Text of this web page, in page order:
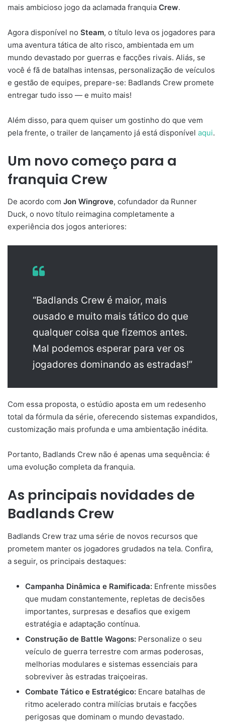
mais ambicioso jogo da aclamada franquia Crew.
Agora disponível no Steam, o título leva os jogadores para
uma aventura tática de alto risco, ambientada em um
mundo devastado por guerras e facções rivais. Aliás, se
você é fã de batalhas intensas, personalização de veículos
e gestão de equipes, prepare-se: Badlands Crew promete
entregar tudo isso — e muito mais!
Além disso, para quem quiser um gostinho do que vem
pela frente, o trailer de lançamento já está disponível aqui.
Um novo começo para a
franquia Crew
De acordo com Jon Wingrove, cofundador da Runner
Duck, o novo título reimagina completamente a
experiência dos jogos anteriores:
“Badlands Crew é maior, mais
ousado e muito mais tático do que
qualquer coisa que fizemos antes.
Mal podemos esperar para ver os
jogadores dominando as estradas!”
Com essa proposta, o estúdio aposta em um redesenho
total da fórmula da série, oferecendo sistemas expandidos,
customização mais profunda e uma ambientação inédita.
Portanto, Badlands Crew não é apenas uma sequência: é
uma evolução completa da franquia.
As principais novidades de
Badlands Crew
Badlands Crew traz uma série de novos recursos que
prometem manter os jogadores grudados na tela. Confira,
a seguir, os principais destaques:
Campanha Dinâmica e Ramificada: Enfrente missões
que mudam constantemente, repletas de decisões
importantes, surpresas e desafios que exigem
estratégia e adaptação contínua.
Construção de Battle Wagons: Personalize o seu
veículo de guerra terrestre com armas poderosas,
melhorias modulares e sistemas essenciais para
sobreviver às estradas traiçoeiras.
Combate Tático e Estratégico: Encare batalhas de
ritmo acelerado contra milícias brutais e facções
perigosas que dominam o mundo devastado.